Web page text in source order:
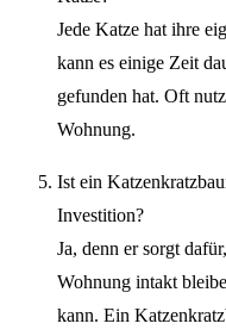
Jede Katze hat ihre
kann es einige Zeit
gefunden hat. Oft
Wohnung.
Ist ein
Investition?
Ja, denn er sorgt
Wohnung intakt
kann. Ein